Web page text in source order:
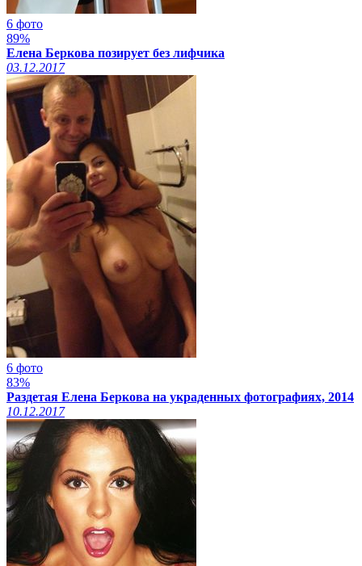
6 фото
89%
Елена Беркова позирует без лифчика
03.12.2017
6 фото
83%
Раздетая Елена Беркова на украденных фотографиях, 2014
10.12.2017